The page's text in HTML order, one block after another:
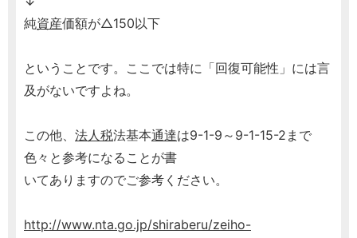
純資産価額が△150以下
ということです。ここでは特に「回復可能性」には言
及がないですよね。
この他、 法人税法基本通達は9-1-9～9-1-15-2まで
色々と参考になることが書
いてありますのでご参考ください。
http://www.nta.go.jp/shiraberu/zeiho-